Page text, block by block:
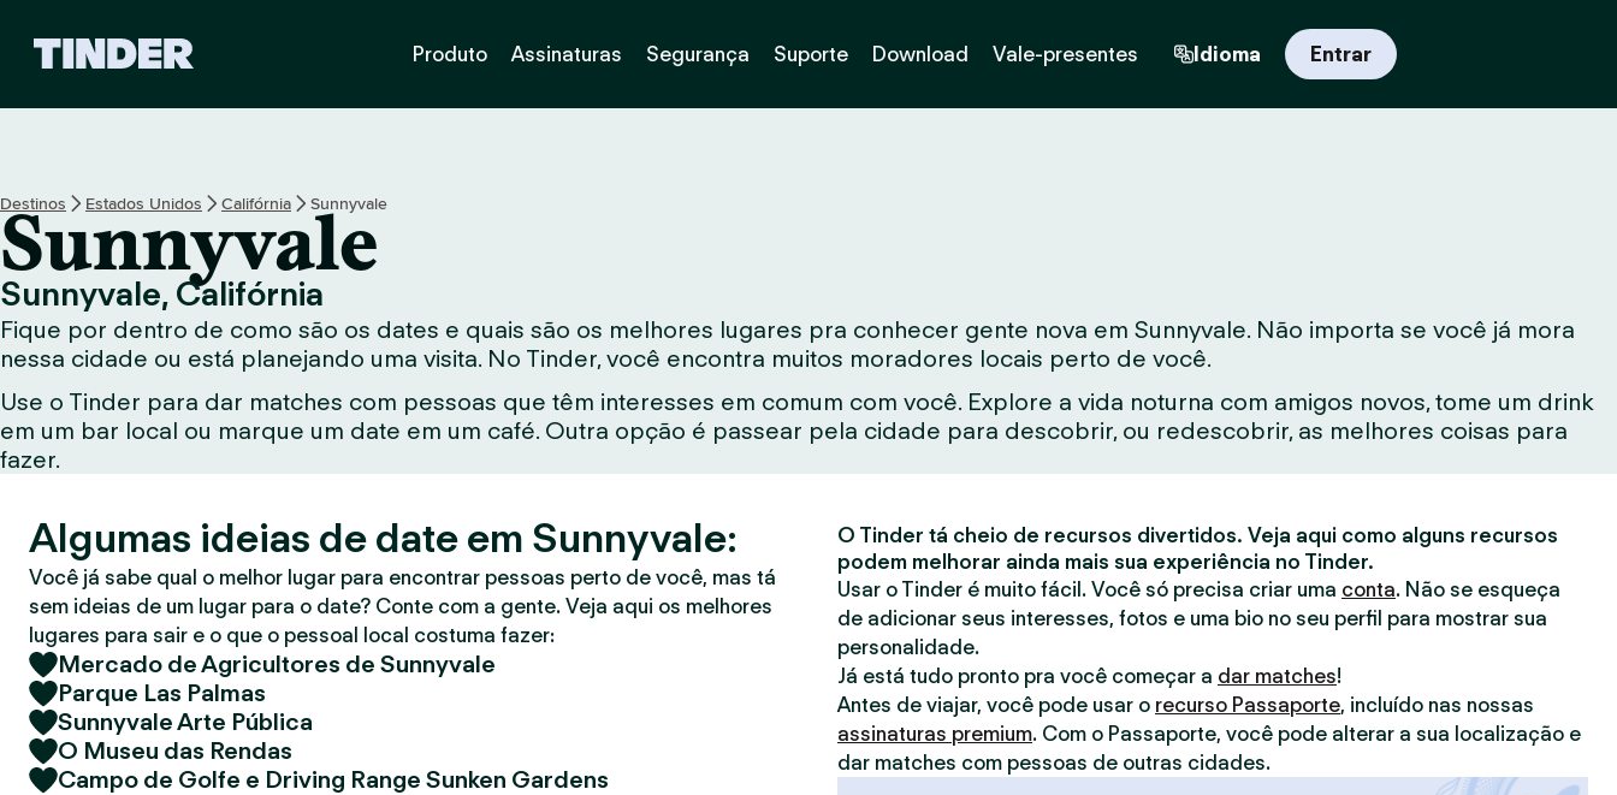
i
n
i
c
i
a
l
o
T
e
r
Produto Assinaturas Segurança Suporte Download Vale-presentes Idioma Entrar
Destinos Estados Unidos Califórnia Sunnyvale
Sunnyvale
Sunnyvale, Califórnia
Fique por dentro de como são os dates e quais são os melhores lugares pra conhecer gente nova em Sunnyvale. Não importa se você já mora
nessa cidade ou está planejando uma visita. No Tinder, você encontra muitos moradores locais perto de você.
Use o Tinder para dar matches com pessoas que têm interesses em comum com você. Explore a vida noturna com amigos novos, tome um drink
em um bar local ou marque um date em um café. Outra opção é passear pela cidade para descobrir, ou redescobrir, as melhores coisas para
fazer.
Algumas ideias de date em Sunnyvale:
Você já sabe qual o melhor lugar para encontrar pessoas perto de você, mas tá
sem ideias de um lugar para o date? Conte com a gente. Veja aqui os melhores
lugares para sair e o que o pessoal local costuma fazer:
Mercado de Agricultores de Sunnyvale
Parque Las Palmas
Sunnyvale Arte Pública
O Museu das Rendas
Campo de Golfe e Driving Range Sunken Gardens
O Tinder tá cheio de recursos divertidos. Veja aqui como alguns recursos
podem melhorar ainda mais sua experiência no Tinder.
Usar o Tinder é muito fácil. Você só precisa criar uma conta. Não se esqueça
de adicionar seus interesses, fotos e uma bio no seu perfil para mostrar sua
personalidade.
Já está tudo pronto pra você começar a dar matches!
Antes de viajar, você pode usar o recurso Passaporte, incluído nas nossas
assinaturas premium. Com o Passaporte, você pode alterar a sua localização e
dar matches com pessoas de outras cidades.